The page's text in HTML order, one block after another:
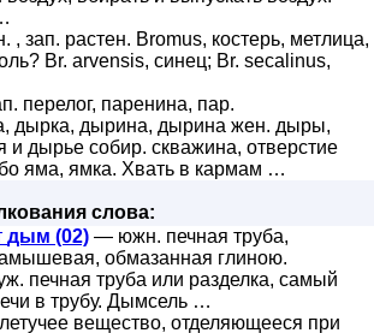
, зап. растен. Bromus, костерь, метлица,
Br. arvensis, синец; Br. secalinus,
перелог, паренина, пар.
дырка, дырина, дырина жен. дыры,
и дырье собир. скважина, отверстие
яма, ямка. Хвать в кармам …
слова:
дым (02) — южн. печная труба,
обмазанная глиною.
печная труба или разделка, самый
в трубу. Дымсель …
вещество, отделяющееся при